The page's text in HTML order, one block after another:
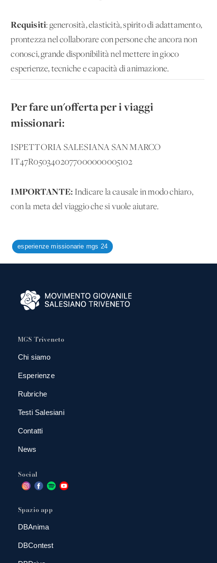
Requisiti: generosità, elasticità, spirito di adattamento,
prontezza nel collaborare con persone che ancora non
conosci, grande disponibilità nel mettere in gioco
esperienze, tecniche e capacità di animazione.
Per fare un'offerta per i viaggi
missionari:
ISPETTORIA SALESIANA SAN MARCO
IT47R0503402077000000005102
IMPORTANTE: Indicare la causale in modo chiaro,
con la meta del viaggio che si vuole aiutare.
esperienze missionarie mgs 24
MGS Triveneto
Chi siamo
Esperienze
Rubriche
Testi Salesiani
Contatti
News
Social
Spazio app
DBAnima
DBContest